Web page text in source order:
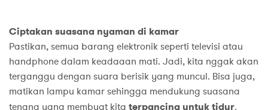
Ciptakan suasana nyaman di kamar
Pastikan, semua barang elektronik seperti televisi atau
handphone dalam keadaaan mati. Jadi, kita nggak akan
terganggu dengan suara berisik yang muncul. Bisa juga,
matikan lampu kamar sehingga mendukung suasana
tenang yang membuat kita terpancing untuk tidur.